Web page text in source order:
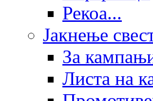
Рекоа...
Јакнење
За
Листа на